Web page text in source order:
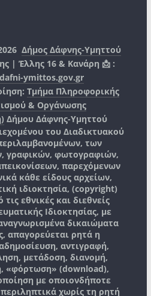
Δήμος Δάφνης-Υμηττού
| Έλλης 16 & Κανάρη 📩 :
ymittos.gov.gr
Τμήμα Πληροφορικής
& Οργάνωσης
Δήμου Δάφνης-Υμηττού
του Διαδικτυακού
των
γραφικών, φωτογραφιών,
παρεχόμενων
κάθε είδους αρχείων,
ιδιοκτησία, (copyright)
εθνικές και διεθνείς
Ιδιοκτησίας, με
δικαιώματα
απαγορεύεται ρητά η
αντιγραφή,
μετάδοση, διανομή,
«φόρτωση» (download),
με οποιονδήποτε
χωρίς τη ρητή